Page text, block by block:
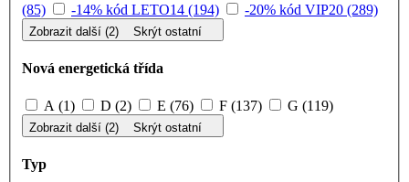
(85)
-14% kód LETO14 (194) -20% kód VIP20 (289)
Zobrazit další (2) Skrýt ostatní
Nová energetická třída
A (1) D (2) E (76) F (137) G (119)
Zobrazit další (2) Skrýt ostatní
Typ